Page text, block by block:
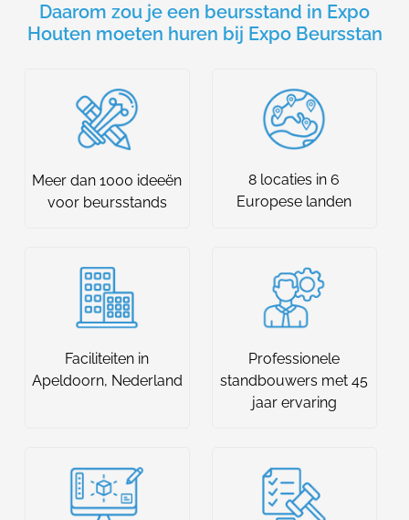
Daarom zou je een beursstand in Expo
Houten moeten huren bij Expo Beursstan
Meer dan 1000 ideeën
voor beursstands
8 locaties in 6
Europese landen
Faciliteiten in
Apeldoorn, Nederland
Professionele
standbouwers met 45
jaar ervaring